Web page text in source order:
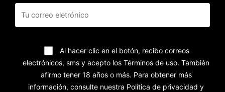
Al hacer clic en el botón, recibo correos
electrónicos, sms y acepto los Términos de uso. También
afirmo tener 18 años o más. Para obtener más
información, consulte nuestra Política de privacidad y